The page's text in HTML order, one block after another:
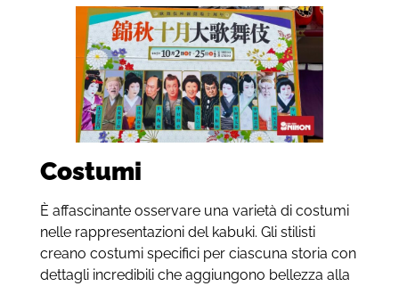
Costumi
È affascinante osservare una varietà di costumi
nelle rappresentazioni del kabuki. Gli stilisti
creano costumi specifici per ciascuna storia con
dettagli incredibili che aggiungono bellezza alla